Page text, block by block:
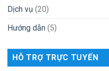
Dịch vụ (20)
Hướng dẫn (5)
HỖ TRỢ TRỰC TUYẾN